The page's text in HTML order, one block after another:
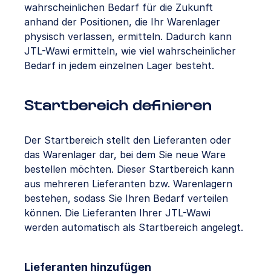
wahrscheinlichen Bedarf für die Zukunft
anhand der Positionen, die Ihr Warenlager
physisch verlassen, ermitteln. Dadurch kann
JTL-Wawi ermitteln, wie viel wahrscheinlicher
Bedarf in jedem einzelnen Lager besteht.
Startbereich definieren
Der Startbereich stellt den Lieferanten oder
das Warenlager dar, bei dem Sie neue Ware
bestellen möchten. Dieser Startbereich kann
aus mehreren Lieferanten bzw. Warenlagern
bestehen, sodass Sie Ihren Bedarf verteilen
können. Die Lieferanten Ihrer JTL-Wawi
werden automatisch als Startbereich angelegt.
Lieferanten hinzufügen